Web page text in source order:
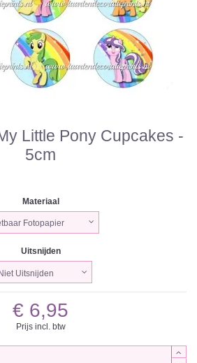
Little Pony Cupcakes -
5cm
Materiaal
Uitsnijden
€ 6,95
Prijs incl. btw